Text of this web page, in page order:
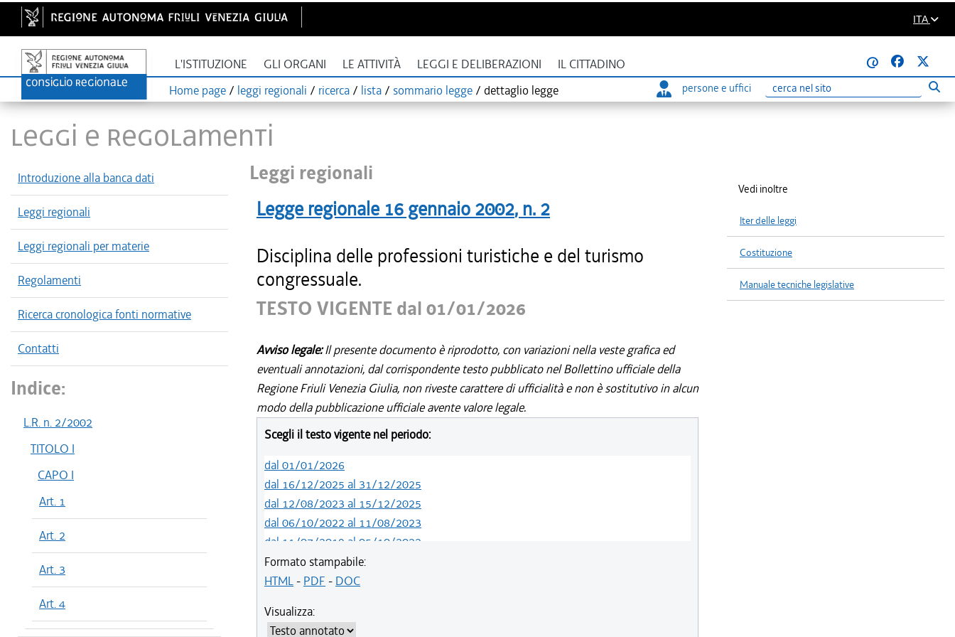
ITA
L'ISTITUZIONE GLI ORGANI LE ATTIVITÀ LEGGI E DELIBERAZIONI IL CITTADINO
@
Home page / leggi regionali / ricerca / lista / sommario legge / dettaglio legge persone e uffici
Ricerca
LEGGI E REGOLAMENTI
Introduzione alla banca dati
Leggi regionali
Leggi regionali per materie
Regolamenti
Ricerca cronologica fonti normative
Contatti
Indice:
L.R. n. 2/2002
TITOLO I
CAPO I
Art. 1
Art. 2
Art. 3
Art. 4
Leggi regionali
Legge regionale 16 gennaio 2002, n. 2
Disciplina delle professioni turistiche e del turismo
congressuale.
TESTO VIGENTE dal 01/01/2026
Avviso legale:Il presente documento è riprodotto, con variazioni nella veste grafica ed
eventuali annotazioni, dal corrispondente testo pubblicato nel Bollettino ufficiale della
Regione Friuli Venezia Giulia, non riveste carattere di ufficialità e non è sostitutivo in alcun
modo della pubblicazione ufficiale avente valore legale.
Scegli il testo vigente nel periodo:
dal 01/01/2026
dal 16/12/2025 al 31/12/2025
dal 12/08/2023 al 15/12/2025
dal 06/10/2022 al 11/08/2023
dal 11/07/2019 al 05/10/2022
dal 01/05/2019 al 10/07/2019
dal 12/04/2018 al 30/04/2019
dal 01/01/2018 al 28/03/2018
Formato stampabile:
HTML- PDF - DOC
Visualizza:
Vedi inoltre
Iter delle leggi
Costituzione
Manuale tecniche legislative